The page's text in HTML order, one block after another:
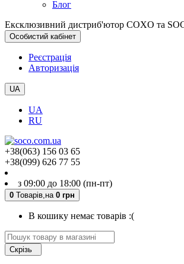
Блог
Ексклюзивний дистриб'ютор COXO та
Особистий кабінет
Реєстрація
Авторизація
UA
UA
RU
+38(063) 156 03 65
+38(099) 626 77 55
з 09:00 до 18:00 (пн-пт)
0 Товарів, на 0 грн
В кошику немає товарів :(
Скрізь